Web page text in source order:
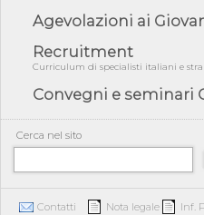
04/08/26 - DL PA: previste
per ...
04/08/26 - International
COP31, An...
04/08/26 - CdS, project
04/08/26 - Rapporto Anac
penali per ...
04/08/26 - CdS: partecipazione
acquiescenza r...
Agevolazioni ai
Recruitment
Curriculum di specialisti italiani e
Convegni e seminari
Cerca nel sito
Contatti Nota legale Inf.